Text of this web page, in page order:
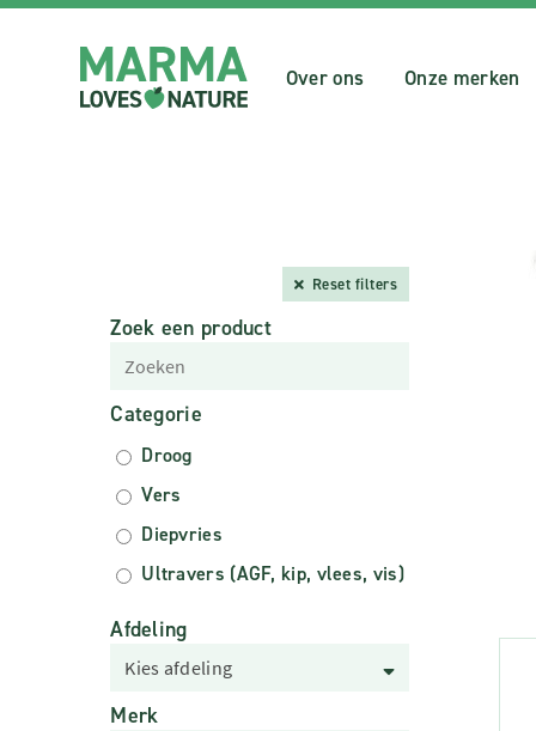
Over ons Onze merken
Reset filters
Zoek een product
Categorie
Droog
Vers
Diepvries
Ultravers (AGF, kip, vlees, vis)
Afdeling
Kies afdeling
Merk